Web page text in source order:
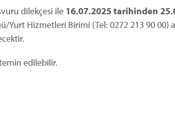
dilekçesi ile 16.07.2025 tarihinden
Yurt Hizmetleri Birimi (Tel: 0272 213 90 00)
edilebilir.